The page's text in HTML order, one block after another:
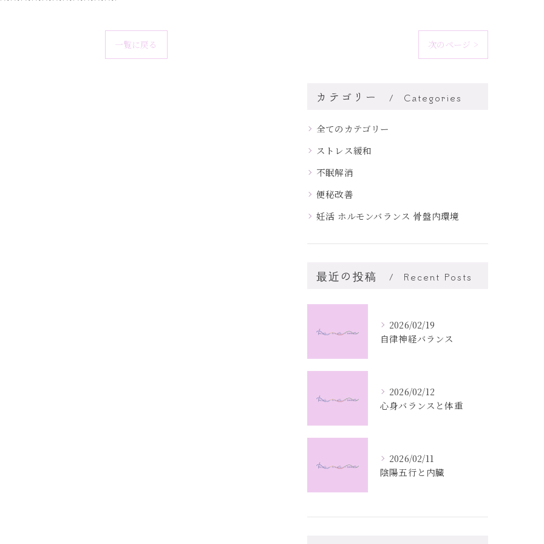
一覧に戻る 次のページ >
カテゴリー Categories
全てのカテゴリー
ストレス緩和
不眠解消
便秘改善
妊活 ホルモンバランス 骨盤内環境
最近の投稿 Recent Posts
2026/02/19
自律神経バランス
2026/02/12
心身バランスと体重
2026/02/11
陰陽五行と内臓